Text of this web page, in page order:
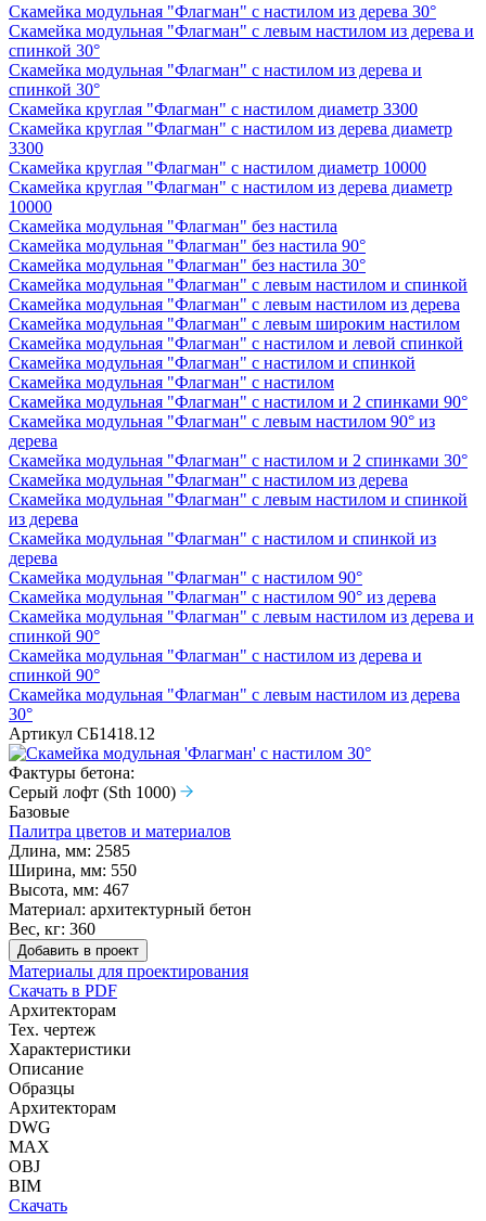
Скамейка модульная "Флагман" с настилом из дерева 30°
Скамейка модульная "Флагман" с левым настилом из дерева и
спинкой 30°
Скамейка модульная "Флагман" с настилом из дерева и
спинкой 30°
Скамейка круглая "Флагман" с настилом диаметр 3300
Скамейка круглая "Флагман" с настилом из дерева диаметр
3300
Скамейка круглая "Флагман" с настилом диаметр 10000
Скамейка круглая "Флагман" с настилом из дерева диаметр
10000
Скамейка модульная "Флагман" без настила
Скамейка модульная "Флагман" без настила 90°
Скамейка модульная "Флагман" без настила 30°
Скамейка модульная "Флагман" с левым настилом и спинкой
Скамейка модульная "Флагман" с левым настилом из дерева
Скамейка модульная "Флагман" с левым широким настилом
Скамейка модульная "Флагман" с настилом и левой спинкой
Скамейка модульная "Флагман" с настилом и спинкой
Скамейка модульная "Флагман" с настилом
Скамейка модульная "Флагман" с настилом и 2 спинками 90°
Скамейка модульная "Флагман" с левым настилом 90° из
дерева
Скамейка модульная "Флагман" с настилом и 2 спинками 30°
Скамейка модульная "Флагман" с настилом из дерева
Скамейка модульная "Флагман" с левым настилом и спинкой
из дерева
Скамейка модульная "Флагман" с настилом и спинкой из
дерева
Скамейка модульная "Флагман" с настилом 90°
Скамейка модульная "Флагман" с настилом 90° из дерева
Скамейка модульная "Флагман" с левым настилом из дерева и
спинкой 90°
Скамейка модульная "Флагман" с настилом из дерева и
спинкой 90°
Скамейка модульная "Флагман" с левым настилом из дерева
30°
Артикул СБ1418.12
Фактуры бетона:
Серый лофт (Sth 1000)
Базовые
Палитра цветов и материалов
Длина, мм: 2585
Ширина, мм: 550
Высота, мм: 467
Материал: архитектурный бетон
Вес, кг: 360
Добавить в проект
Материалы для проектирования
Скачать в PDF
Архитекторам
Тех. чертеж
Характеристики
Описание
Образцы
Архитекторам
DWG
MAX
OBJ
BIM
Скачать